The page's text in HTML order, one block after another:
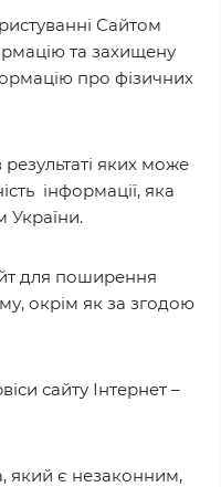
Сайтом
та захищену
про фізичних
результаті яких може
інформації, яка
України.
для поширення
окрім як за згодою
сайту Інтернет –
який є незаконним,